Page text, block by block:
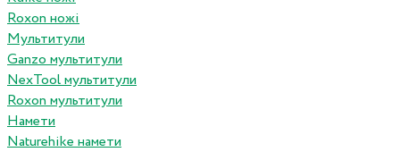
Roxon ножi
Мультитули
Ganzo мультитули
NexTool мультитули
Roxon мультитули
Намети
Naturehike намети